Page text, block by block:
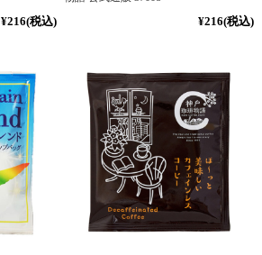
¥216(税込)
¥216(税込)